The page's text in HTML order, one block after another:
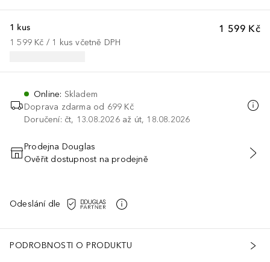
1 599 Kč
1 kus
1 599 Kč / 1 kus včetně DPH
Online: Skladem
Doprava zdarma od 699 Kč
Doručení: čt, 13.08.2026 až út, 18.08.2026
PŘIDAT DO KOŠÍKU
Prodejna Douglas
Ověřit dostupnost na prodejně
Odeslání dle
PODROBNOSTI O PRODUKTU